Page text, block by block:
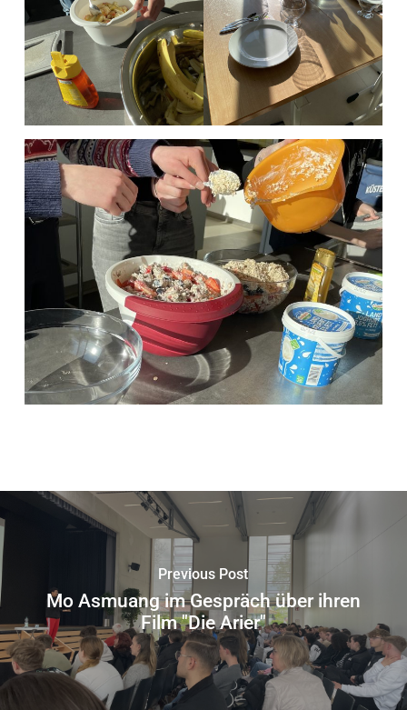
Previous Post
Mo Asmuang im Gespräch über ihren
Film "Die Arier"